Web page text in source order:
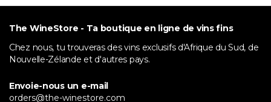
The WineStore - Ta boutique en ligne de vins fins
Chez nous, tu trouveras des vins exclusifs d'Afrique du Sud, de
Nouvelle-Zélande et d'autres pays.
Envoie-nous un e-mail
orders@the-winestore.com